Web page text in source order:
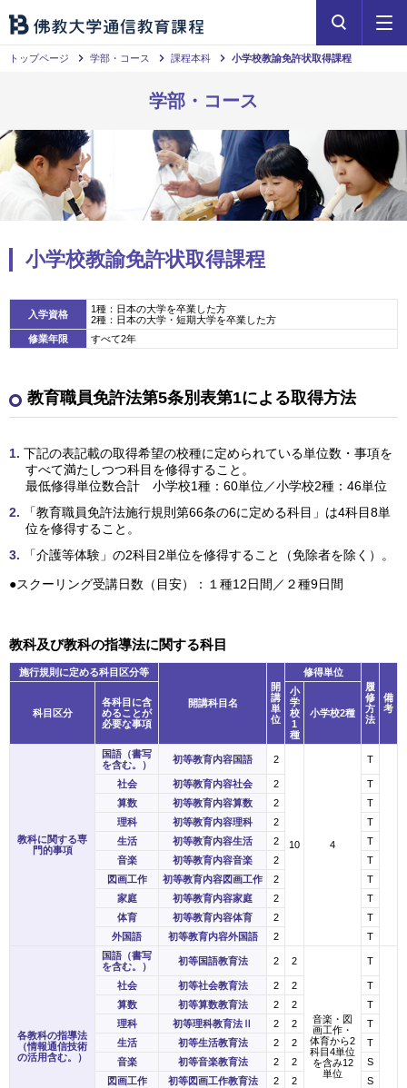
トップページ 学部・コース 課程本科 小学校教諭免許状取得課程
学部・コース
小学校教諭免許状取得課程
入学資格
1種：日本の大学を卒業した方
2種：日本の大学・短期大学を卒業した方
修業年限
すべて2年
教育職員免許法第5条別表第1による取得方法
下記の表記載の取得希望の校種に定められている単位数・事項を
すべて満たしつつ科目を修得すること。
最低修得単位数合計 小学校1種：60単位／小学校2種：46単位
「教育職員免許法施行規則第66条の6に定める科目」は4科目8単
位を修得すること。
「介護等体験」の2科目2単位を修得すること（免除者を除く）。
●スクーリング受講日数（目安）：１種12日間／２種9日間
教科及び教科の指導法に関する科目
施⾏規則に定める科目区分等
開講科目名
開
講
単
位
修得単位
履
修
方
法
備
考
科目区分
各科目に含
めることが
必要な事項
小
学
校
1
種
小学校2種
教科に関する専
門的事項
国語（書写
を含む。）
初等教育内容国語 2
10 4
T
社会 初等教育内容社会 2
T
算数
初等教育内容算数 2
T
理科
初等教育内容理科 2
T
生活
初等教育内容生活 2
T
音楽
初等教育内容音楽 2
T
図画工作
初等教育内容図画工作 2
T
家庭
初等教育内容家庭 2
T
体育
初等教育内容体育 2
T
外国語
初等教育内容外国語 2 T
各教科の指導法
（情報通信技術
の活用含む。）
国語（書写
を含む。）
初等国語教育法 2 2
音楽・図
画工作・
体育から2
科目4単位
を含み12
単位
T
社会 初等社会教育法 2 2
T
算数
初等算数教育法 2 2
T
理科
初等理科教育法Ⅱ 2 2
T
生活
初等生活教育法 2 2
T
音楽
初等音楽教育法 2 2
S
図画工作
初等図画工作教育法 2 2
S